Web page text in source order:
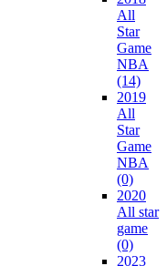
All
Star
Game
NBA
(14)
2019
All
Star
Game
NBA
(0)
2020
All star
game
(0)
2023